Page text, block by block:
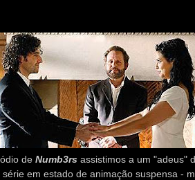
de Numb3rs assistimos a um "adeus"
em estado de animação suspensa -